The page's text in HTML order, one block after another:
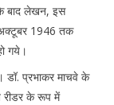
के बाद लेखन, इस
1946 तक
गये।
डॉ. प्रभाकर माचवे के
रीडर के रूप में